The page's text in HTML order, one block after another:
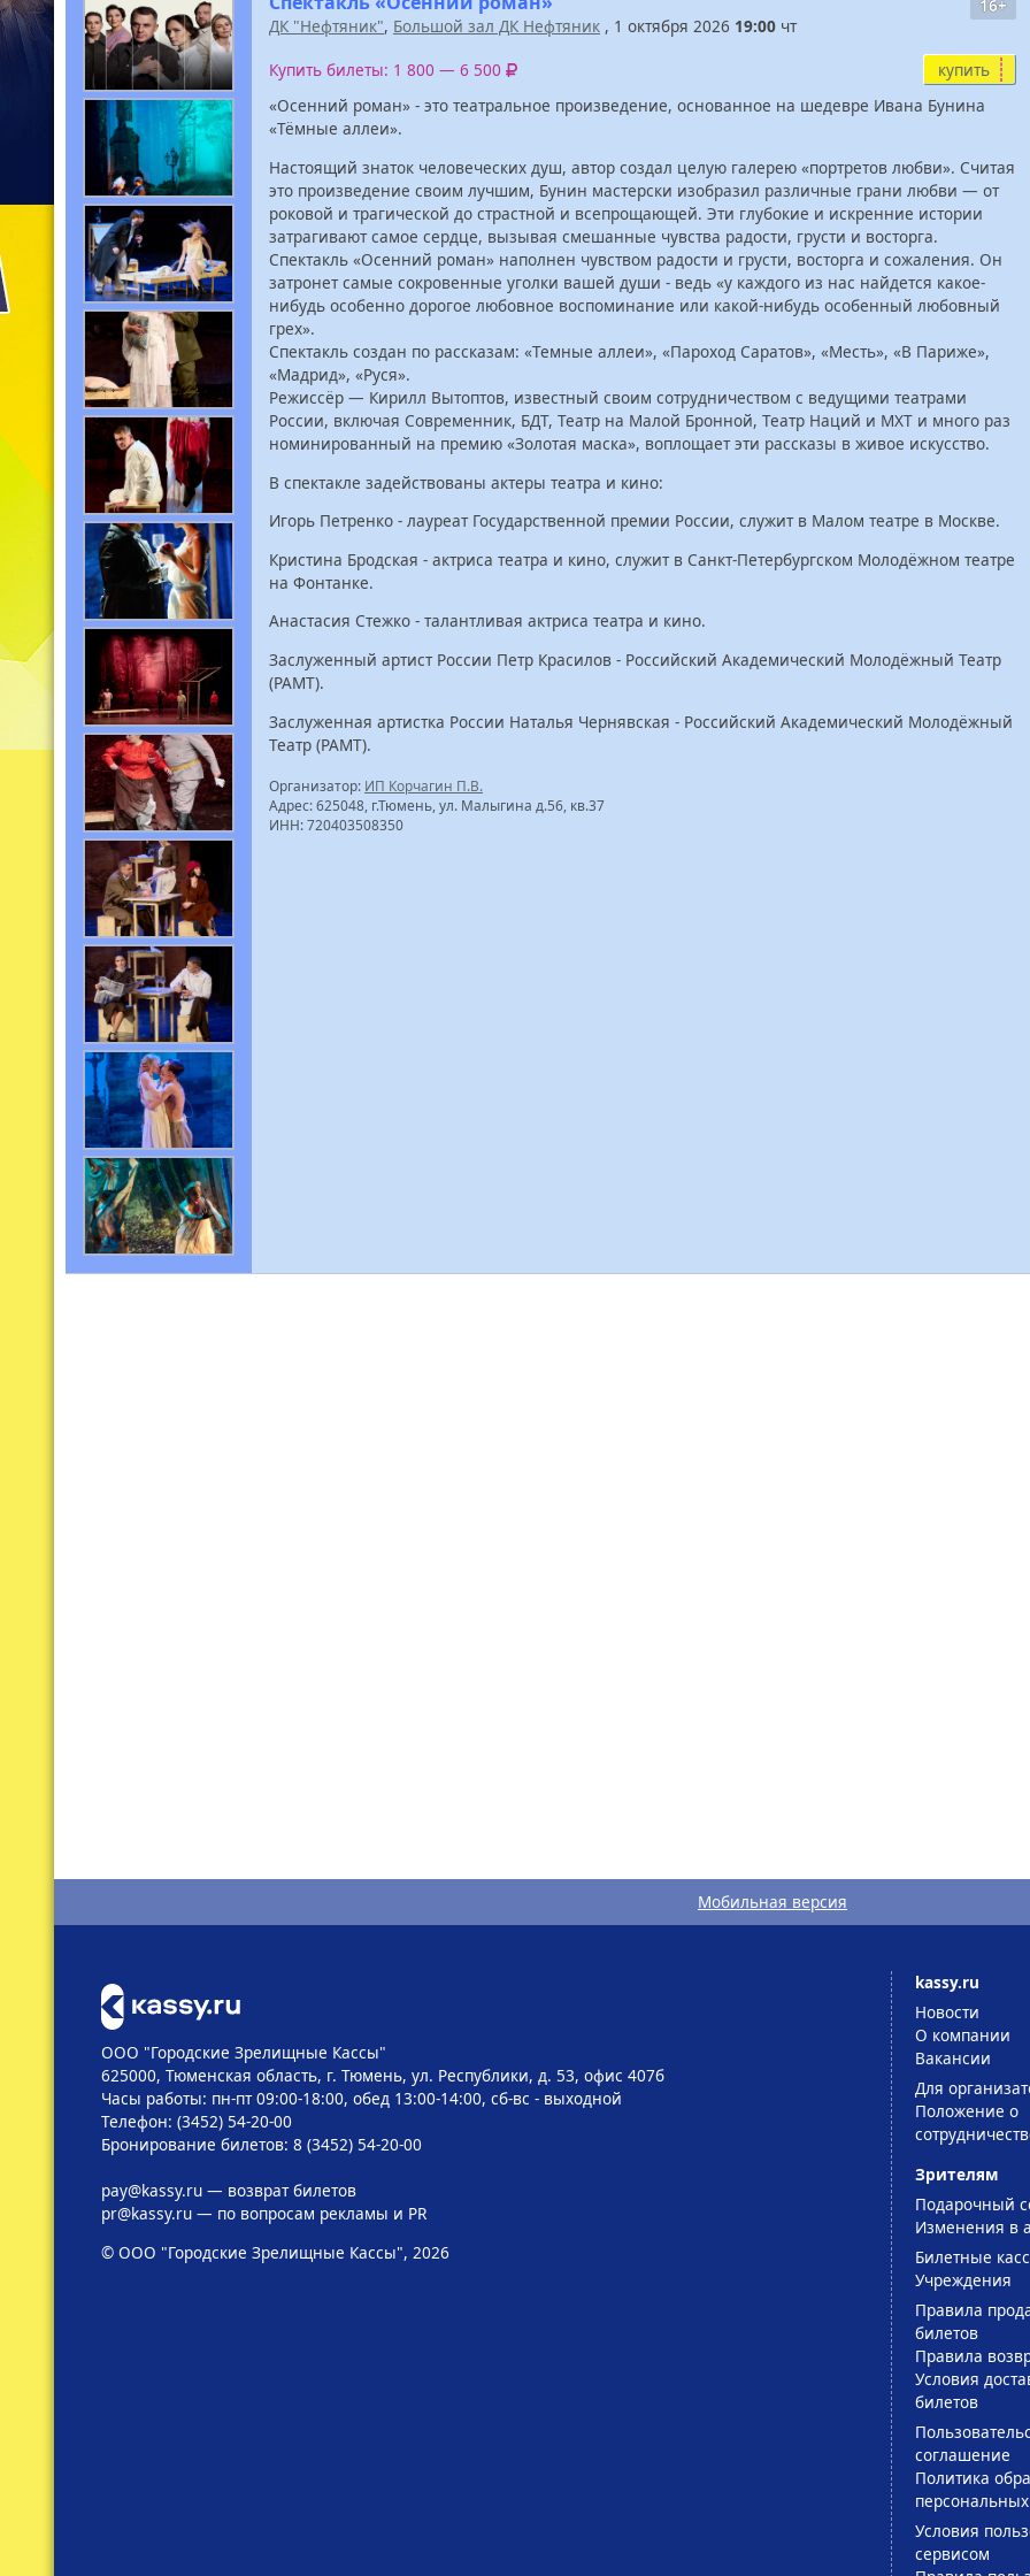
16+
ДК "Нефтяник", Большой зал ДК Нефтяник , 1 октября 2026 19:00 чт
Купить билеты: 1 800 — 6 500
купить
«Осенний роман» - это театральное произведение, основанное на шедевре Ивана Бунина
«Тёмные аллеи».
Настоящий знаток человеческих душ, автор создал целую галерею «портретов любви». Считая
это произведение своим лучшим, Бунин мастерски изобразил различные грани любви — от
роковой и трагической до страстной и всепрощающей. Эти глубокие и искренние истории
затрагивают самое сердце, вызывая смешанные чувства радости, грусти и восторга.
Спектакль «Осенний роман» наполнен чувством радости и грусти, восторга и сожаления. Он
затронет самые сокровенные уголки вашей души - ведь «у каждого из нас найдется какое-
нибудь особенно дорогое любовное воспоминание или какой-нибудь особенный любовный
грех».
Спектакль создан по рассказам: «Темные аллеи», «Пароход Саратов», «Месть», «В Париже»,
«Мадрид», «Руся».
Режиссёр — Кирилл Вытоптов, известный своим сотрудничеством с ведущими театрами
России, включая Современник, БДТ, Театр на Малой Бронной, Театр Наций и МХТ и много раз
номинированный на премию «Золотая маска», воплощает эти рассказы в живое искусство.
В спектакле задействованы актеры театра и кино:
Игорь Петренко - лауреат Государственной премии России, служит в Малом театре в Москве.
Кристина Бродская - актриса театра и кино, служит в Санкт-Петербургском Молодёжном театре
на Фонтанке.
Анастасия Стежко - талантливая актриса театра и кино.
Заслуженный артист России Петр Красилов - Российский Академический Молодёжный Театр
(РАМТ).
Заслуженная артистка России Наталья Чернявская - Российский Академический Молодёжный
Театр (РАМТ).
Организатор: ИП Корчагин П.В.
Адрес: 625048, г.Тюмень, ул. Малыгина д.56, кв.37
ИНН: 720403508350
Мобильная версия
ООО "Городские Зрелищные Кассы"
625000, Тюменская область, г. Тюмень, ул. Республики, д. 53, офис 407б
Часы работы: пн-пт 09:00-18:00, обед 13:00-14:00, сб-вс - выходной
Телефон: (3452) 54-20-00
Бронирование билетов: 8 (3452) 54-20-00
pay@kassy.ru— возврат билетов
pr@kassy.ru— по вопросам рекламы и PR
© ООО "Городские Зрелищные Кассы", 2026
kassy.ru
Новости
О компании
Вакансии
Для
Положение о
Зрителям
Подарочный
Изменения в
Билетные
Учреждения
Правила
билетов
Правила
Условия
билетов
соглашение
Политика
Условия
сервисом